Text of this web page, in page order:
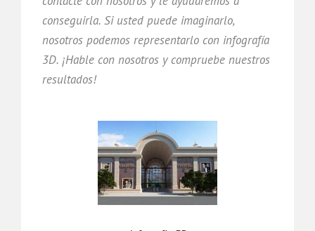
conseguirla. Si usted puede imaginarlo,
nosotros podemos representarlo con infografía
3D. ¡Hable con nosotros y compruebe nuestros
resultados!